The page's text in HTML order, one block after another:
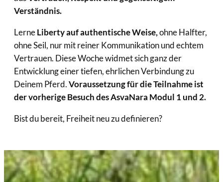
Verständnis.
LerneLiberty auf authentische Weise,ohne Halfter,
ohne Seil, nur mit reiner Kommunikation und echtem
Vertrauen. Diese Woche widmet sich ganz der
Entwicklung einer tiefen, ehrlichen Verbindung zu
Deinem Pferd.Voraussetzung für die Teilnahme ist
der vorherige Besuch des AsvaNara Modul 1 und 2.
Bist du bereit, Freiheit neu zu definieren?